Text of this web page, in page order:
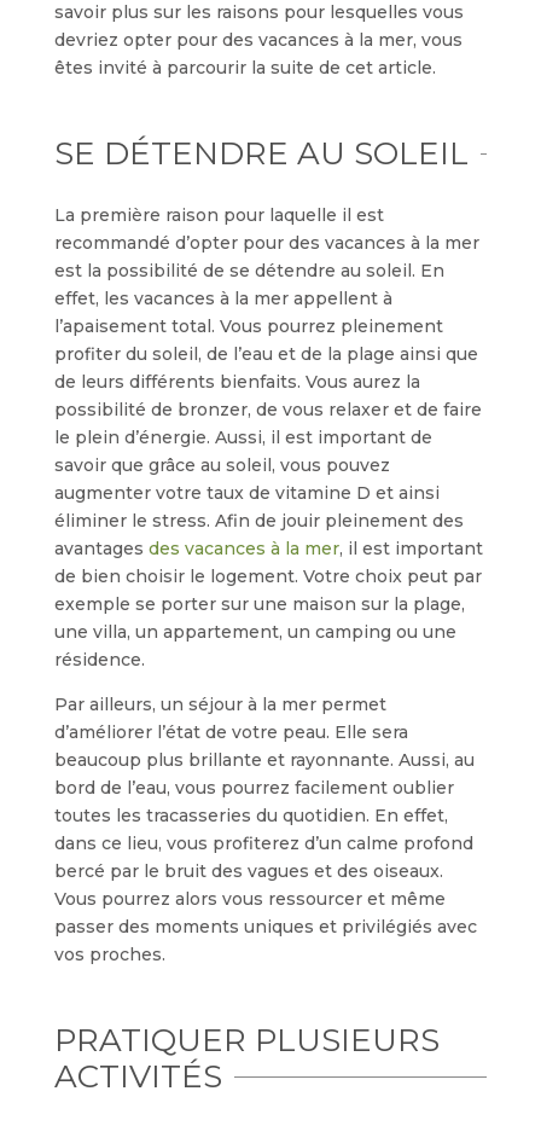
savoir plus sur les raisons pour lesquelles vous
devriez opter pour des vacances à la mer, vous
êtes invité à parcourir la suite de cet article.
SE DÉTENDRE AU SOLEIL
La première raison pour laquelle il est
recommandé d’opter pour des vacances à la mer
est la possibilité de se détendre au soleil. En
effet, les vacances à la mer appellent à
l’apaisement total. Vous pourrez pleinement
profiter du soleil, de l’eau et de la plage ainsi que
de leurs différents bienfaits. Vous aurez la
possibilité de bronzer, de vous relaxer et de faire
le plein d’énergie. Aussi, il est important de
savoir que grâce au soleil, vous pouvez
augmenter votre taux de vitamine D et ainsi
éliminer le stress. Afin de jouir pleinement des
avantages des vacances à la mer, il est important
de bien choisir le logement. Votre choix peut par
exemple se porter sur une maison sur la plage,
une villa, un appartement, un camping ou une
résidence.
Par ailleurs, un séjour à la mer permet
d’améliorer l’état de votre peau. Elle sera
beaucoup plus brillante et rayonnante. Aussi, au
bord de l’eau, vous pourrez facilement oublier
toutes les tracasseries du quotidien. En effet,
dans ce lieu, vous profiterez d’un calme profond
bercé par le bruit des vagues et des oiseaux.
Vous pourrez alors vous ressourcer et même
passer des moments uniques et privilégiés avec
vos proches.
PRATIQUER PLUSIEURS
ACTIVITÉS